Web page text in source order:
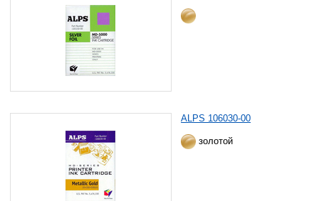
ALPS 106030-00
золотой